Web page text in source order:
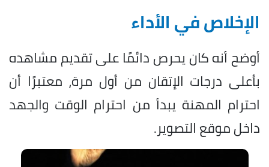
الإخلاص في الأداء
أوضح أنه كان يحرص دائمًا على تقديم مشاهده
بأعلى درجات الإتقان من أول مرة، معتبرًا أن
احترام المهنة يبدأ من احترام الوقت والجهد
داخل موقع التصوير.